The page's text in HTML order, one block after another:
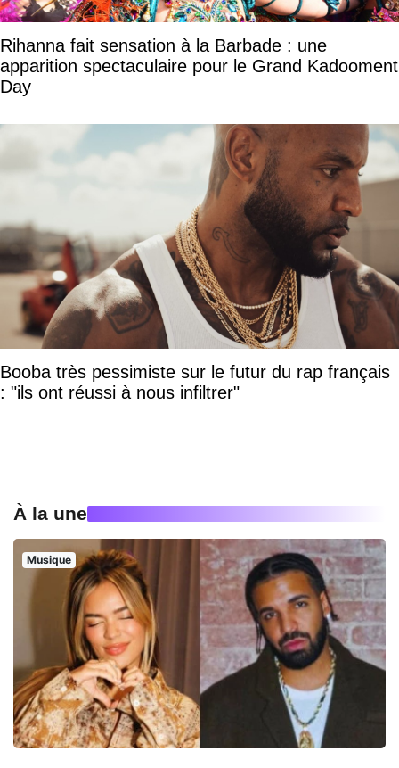
Rihanna fait sensation à la Barbade : une
apparition spectaculaire pour le Grand Kadooment
Day
Booba très pessimiste sur le futur du rap français
: "ils ont réussi à nous infiltrer"
À la une
Musique